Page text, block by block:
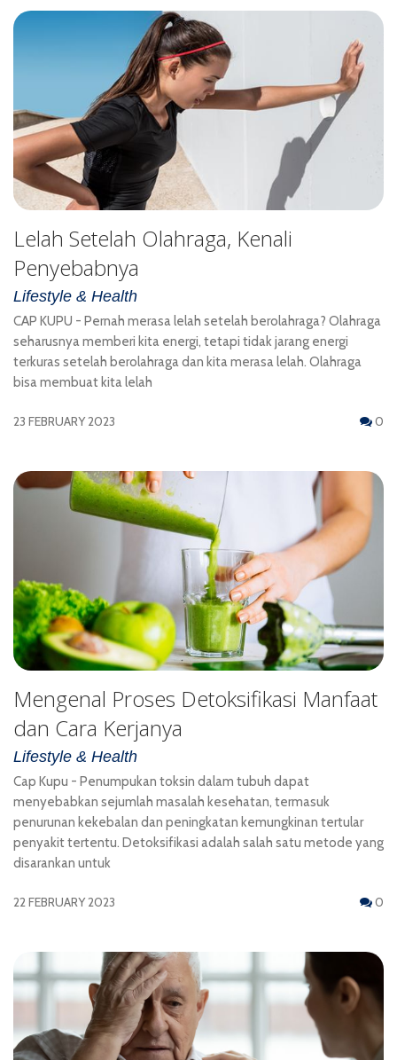
Lelah Setelah Olahraga, Kenali
Penyebabnya
Lifestyle & Health
CAP KUPU - Pernah merasa lelah setelah berolahraga? Olahraga
seharusnya memberi kita energi, tetapi tidak jarang energi
terkuras setelah berolahraga dan kita merasa lelah. Olahraga
bisa membuat kita lelah
23 FEBRUARY 2023 0
Mengenal Proses Detoksifikasi Manfaat
dan Cara Kerjanya
Lifestyle & Health
Cap Kupu - Penumpukan toksin dalam tubuh dapat
menyebabkan sejumlah masalah kesehatan, termasuk
penurunan kekebalan dan peningkatan kemungkinan tertular
penyakit tertentu. Detoksifikasi adalah salah satu metode yang
disarankan untuk
22 FEBRUARY 2023 0